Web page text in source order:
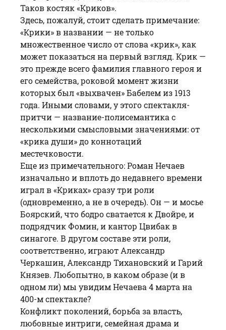
Таков костяк «Криков».
Здесь, пожалуй, стоит сделать примечание:
«Крики» в названии — не только
множественное число от слова «крик», как
может показаться на первый взгляд. Крик —
это прежде всего фамилия главного героя и
его семейства, роковой момент жизни
которых был «выхвачен» Бабелем из 1913
года. Иными словами, у этого спектакля-
притчи — название-полисемантика с
несколькими смысловыми значениями: от
«крика души» до коннотаций
местечковости.
Еще из примечательного: Роман Нечаев
изначально и вплоть до недавнего времени
играл в «Криках» сразу три роли
(одновременно, а не в очередь). Он — и мосье
Боярский, что бодро сватается к Двойре, и
подрядчик Фомин, и кантор Цвибак в
синагоге. В другом составе эти роли,
соответственно, играют Александр
Черкашин, Александр Тихановский и Гарий
Князев. Любопытно, в каком образе (и в
одном ли) мы увидим Нечаева 4 марта на
400-м спектакле?
Конфликт поколений, борьба за власть,
любовные интриги, семейная драма и